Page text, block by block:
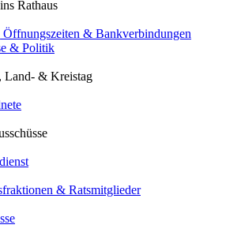
Rathaus
Öffnungszeiten & Bankverbindungen
& Politik
Land- & Kreistag
& Ratsmitglieder